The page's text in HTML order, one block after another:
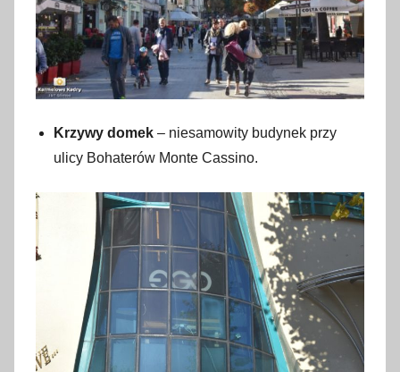
Krzywy domek – niesamowity budynek przy
ulicy Bohaterów Monte Cassino.